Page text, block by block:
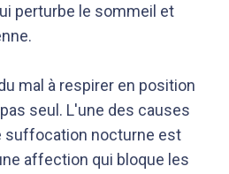
perturbe le sommeil et
mal à respirer en position
seul. L'une des causes
suffocation nocturne est
affection qui bloque les